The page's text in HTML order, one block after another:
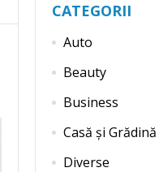
CATEGORII
Auto
Beauty
Business
Casă și Grădină
Diverse